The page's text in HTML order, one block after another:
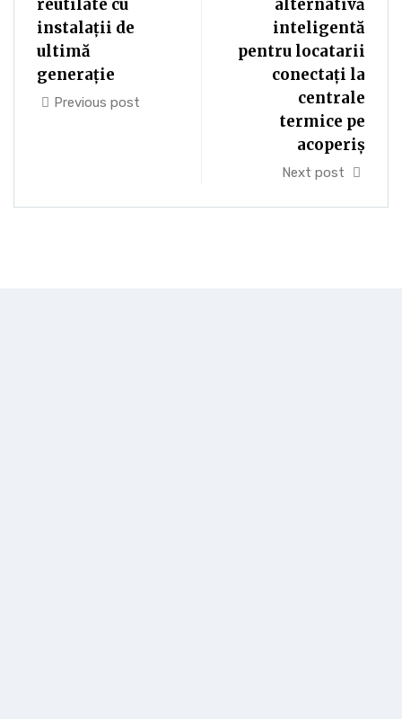
reutilate cu
instalații de
ultimă
generație
Previous post
alternativă
inteligentă
pentru locatarii
conectați la
centrale
termice pe
acoperiş
Next post